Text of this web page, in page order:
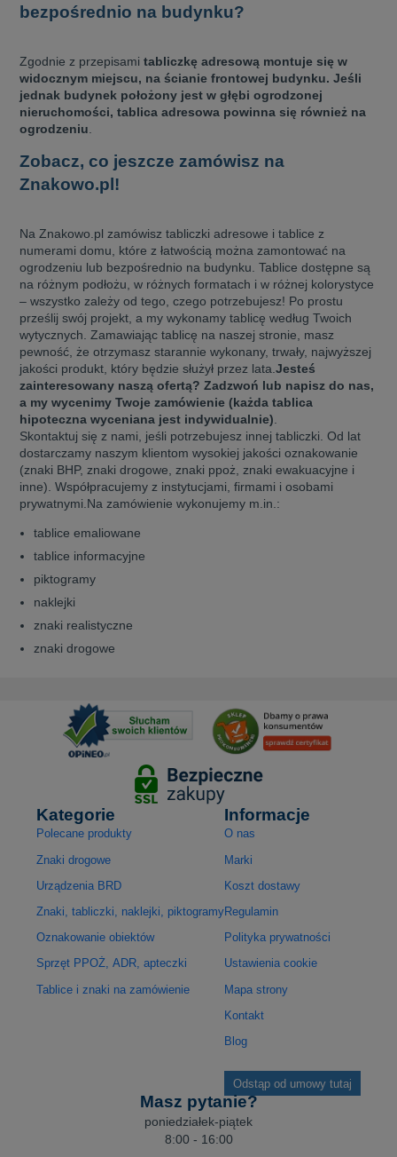
bezpośrednio na budynku?
Zgodnie z przepisamitabliczkę adresową montuje się w
widocznym miejscu, na ścianie frontowej budynku. Jeśli
jednak budynek położony jest w głębi ogrodzonej
nieruchomości, tablica adresowa powinna się również na
ogrodzeniu
Zobacz, co jeszcze zamówisz na
Znakowo.pl!
Na Znakowo.pl zamówisz tabliczki adresowe i tablice z
numerami domu, które z łatwością można zamontować na
ogrodzeniu lub bezpośrednio na budynku. Tablice dostępne są
na różnym podłożu, w różnych formatach i w różnej kolorystyce
– wszystko zależy od tego, czego potrzebujesz! Po prostu
prześlij swój projekt, a my wykonamy tablicę według Twoich
wytycznych. Zamawiając tablicę na naszej stronie, masz
pewność, że otrzymasz starannie wykonany, trwały, najwyższej
jakości produkt, który będzie służył przez lata.Jesteś
zainteresowany naszą ofertą? Zadzwoń lub napisz do nas,
a my wycenimy Twoje zamówienie (każda tablica
hipoteczna wyceniana jest indywidualnie)
Skontaktuj się z nami, jeśli potrzebujesz innej tabliczki. Od lat
dostarczamy naszym klientom wysokiej jakości oznakowanie
(znaki BHP, znaki drogowe, znaki ppoż, znaki ewakuacyjne i
inne). Współpracujemy z instytucjami, firmami i osobami
prywatnymi. Na zamówienie wykonujemy m.in.:
tablice emaliowane
tablice informacyjne
piktogramy
naklejki
znaki realistyczne
znaki drogowe
Kategorie
Polecane produkty
Znaki drogowe
Urządzenia BRD
Znaki, tabliczki, naklejki, piktogramy
Oznakowanie obiektów
Sprzęt PPOŻ, ADR, apteczki
Tablice i znaki na zamówienie
Informacje
O nas
Marki
Koszt dostawy
Regulamin
Polityka prywatności
Ustawienia cookie
Mapa strony
Kontakt
Blog
Odstąp od umowy tutaj
Masz pytanie?
poniedziałek-piątek
8:00 - 16:00